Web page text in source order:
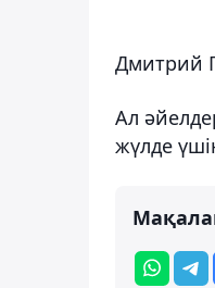
Дмитрий
Ал
жүлде